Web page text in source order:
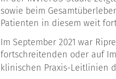
sowie beim
Patienten in diesem weit
Im September 2021 war
fortschreitenden oder auf
klinischen Praxis-Leitlinien